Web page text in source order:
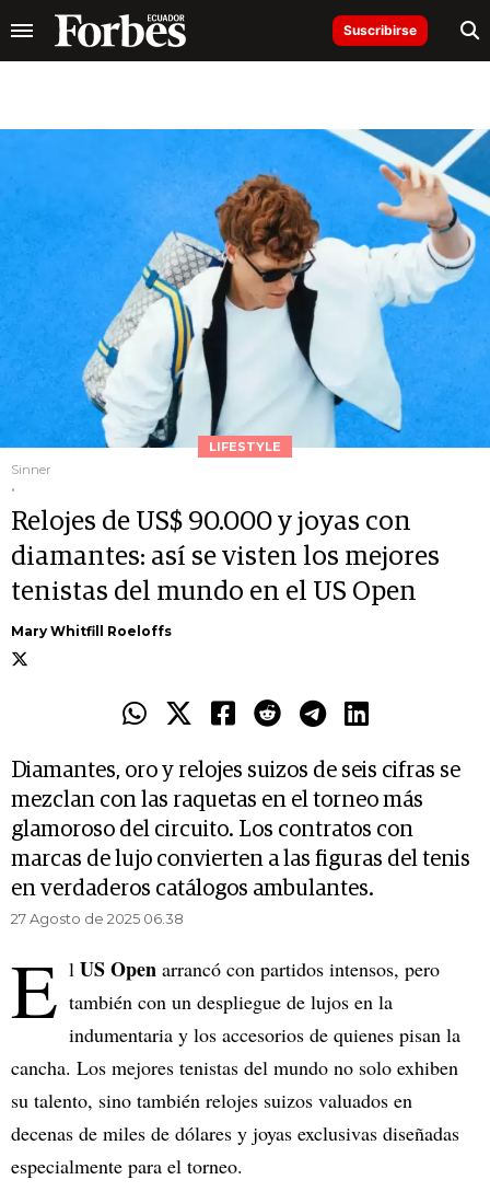
Suscribirse
LIFESTYLE
Sinner
.
Relojes de US$ 90.000 y joyas con
diamantes: así se visten los mejores
tenistas del mundo en el US Open
Mary Whitfill Roeloffs
Diamantes, oro y relojes suizos de seis cifras se
mezclan con las raquetas en el torneo más
glamoroso del circuito. Los contratos con
marcas de lujo convierten a las figuras del tenis
en verdaderos catálogos ambulantes.
27 Agosto de 2025 06.38
E l US Open arrancó con partidos intensos, pero
también con un despliegue de lujos en la
indumentaria y los accesorios de quienes pisan la
cancha. Los mejores tenistas del mundo no solo exhiben
su talento, sino también relojes suizos valuados en
decenas de miles de dólares y joyas exclusivas diseñadas
especialmente para el torneo.